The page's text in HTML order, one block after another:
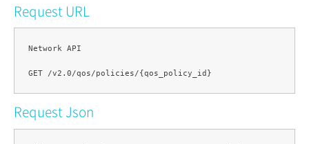
サポート
Request URL
Network API
Request Json